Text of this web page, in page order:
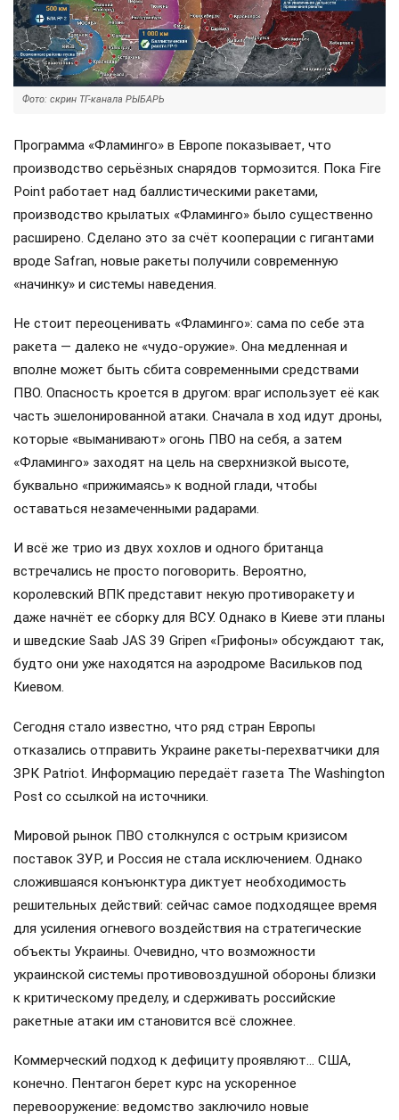
Фото: скрин ТГ-канала РЫБАРЬ
Программа «Фламинго» в Европе показывает, что
производство серьёзных снарядов тормозится. Пока Fire
Point работает над баллистическими ракетами,
производство крылатых «Фламинго» было существенно
расширено. Сделано это за счёт кооперации с гигантами
вроде Safran, новые ракеты получили современную
«начинку» и системы наведения.
Не стоит переоценивать «Фламинго»: сама по себе эта
ракета — далеко не «чудо-оружие». Она медленная и
вполне может быть сбита современными средствами
ПВО. Опасность кроется в другом: враг использует её как
часть эшелонированной атаки. Сначала в ход идут дроны,
которые «выманивают» огонь ПВО на себя, а затем
«Фламинго» заходят на цель на сверхнизкой высоте,
буквально «прижимаясь» к водной глади, чтобы
оставаться незамеченными радарами.
И всё же трио из двух хохлов и одного британца
встречались не просто поговорить. Вероятно,
королевский ВПК представит некую противоракету и
даже начнёт ее сборку для ВСУ. Однако в Киеве эти планы
и шведские Saab JAS 39 Gripen «Грифоны» обсуждают так,
будто они уже находятся на аэродроме Васильков под
Киевом.
Сегодня стало известно, что ряд стран Европы
отказались отправить Украине ракеты-перехватчики для
ЗРК Patriot. Информацию передаёт газета The Washington
Post со ссылкой на источники.
Мировой рынок ПВО столкнулся с острым кризисом
поставок ЗУР, и Россия не стала исключением. Однако
сложившаяся конъюнктура диктует необходимость
решительных действий: сейчас самое подходящее время
для усиления огневого воздействия на стратегические
объекты Украины. Очевидно, что возможности
украинской системы противовоздушной обороны близки
к критическому пределу, и сдерживать российские
ракетные атаки им становится всё сложнее.
Коммерческий подход к дефициту проявляют… США,
конечно. Пентагон берет курс на ускоренное
перевооружение: ведомство заключило новые